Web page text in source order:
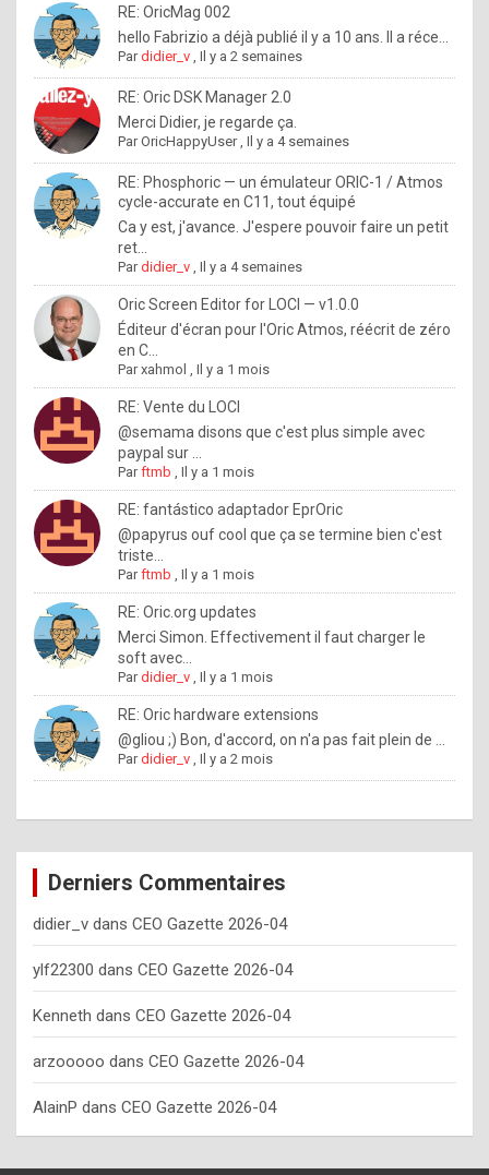
o
l
e
x
.
I
f
y
o
u
w
a
n
t
o
n
o
w
h
o
w
o
e
y
o
u
s
h
o
RE: OricMag 002
hello Fabrizio a déjà publié il y a 10 ans. Il a réce...
Pardidier_v ,Il y a 2 semaines
RE: Oric DSK Manager 2.0
Merci Didier, je regarde ça.
ParOricHappyUser,Il y a 4 semaines
RE: Phosphoric — un émulateur ORIC-1 / Atmos
cycle-accurate en C11, tout équipé
Ca y est, j'avance. J'espere pouvoir faire un petit
ret...
Pardidier_v ,Il y a 4 semaines
Oric Screen Editor for LOCI — v1.0.0
Éditeur d'écran pour l'Oric Atmos, réécrit de zéro
en C...
Parxahmol ,Il y a 1 mois
RE: Vente du LOCI
@semama disons que c'est plus simple avec
paypal sur ...
Parftmb ,Il y a 1 mois
RE: fantástico adaptador EprOric
@papyrus ouf cool que ça se termine bien c'est
triste...
Parftmb ,Il y a 1 mois
RE: Oric.org updates
Merci Simon. Effectivement il faut charger le
soft avec...
Pardidier_v ,Il y a 1 mois
RE: Oric hardware extensions
@gliou ;) Bon, d'accord, on n'a pas fait plein de ...
Pardidier_v ,Il y a 2 mois
Derniers Commentaires
didier_v dans CEO Gazette 2026-04
ylf22300 dans CEO Gazette 2026-04
Kenneth dans CEO Gazette 2026-04
arzooooo dans CEO Gazette 2026-04
AlainP dans CEO Gazette 2026-04